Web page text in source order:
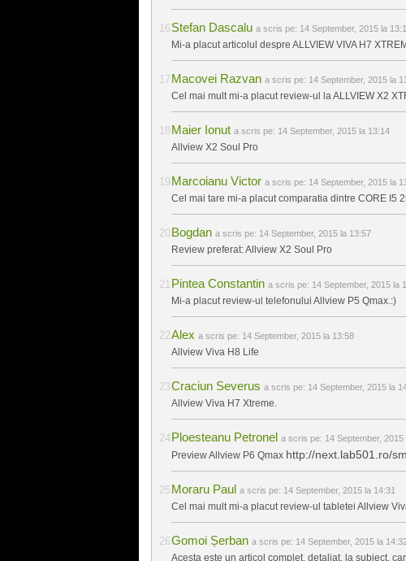
Stefan Dascalu a scris pe: 14 September, 2015 la
Mi-a placut articolul despre ALLVIEW VIVA H7
Macovei Razvan a scris pe: 14 September, 2015 la
Cel mai mult mi-a placut review-ul la ALLVIEW X2
Maier Ionut a scris pe: 14 September, 2015 la 13:14
Allview X2 Soul Pro
Marcoianu Victor a scris pe: 14 September, 2015 la
Cel mai tare mi-a placut comparatia dintre CORE I5
Bogdan a scris pe: 14 September, 2015 la 13:57
Review preferat: Allview X2 Soul Pro
Pintea Constantin a scris pe: 14 September, 2015 la
Mi-a placut review-ul telefonului Allview P5 Qmax.:)
Alex a scris pe: 14 September, 2015 la 13:58
Allview Viva H8 Life
Craciun Severus a scris pe: 14 September, 2015 la
Allview Viva H7 Xtreme.
Ploesteanu Petronel a scris pe: 14 September, 2015
Preview Allview P6 Qmax http://next.lab501.ro/
Moraru Paul a scris pe: 14 September, 2015 la 14:31
Cel mai mult mi-a placut review-ul tabletei Allview
Gomoi Șerban a scris pe: 14 September, 2015 la
Acesta este un articol complet, detaliat, la subiect,